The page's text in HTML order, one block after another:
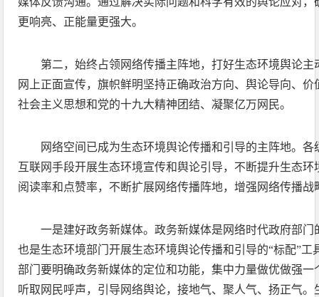
更响亮、正能量更强大。
第二，始终占领网络传播主阵地，打好生态环境舆论
网上正面宣传，旗帜鲜明坚持正确政治方向、舆论导向、
社会主义思想和党的十九大精神团结、凝聚亿万网民。
网络空间已成为生态环境舆论传播和引导的主阵地。
互联网手段开展生态环境宣传和舆论引导，不断提升生态
阅读率和点赞率，不断扩展网络传播阵地，增强网络传播战
一是建好政务新媒体。政务新媒体是网络时代政府部门
也是生态环境部门开展生态环境舆论传播和引导的“标配”工
部门要明确政务新媒体的定位和功能，集中力量做优做强
听取网民呼声，引导网络舆论，接地气、聚人气、扬正气